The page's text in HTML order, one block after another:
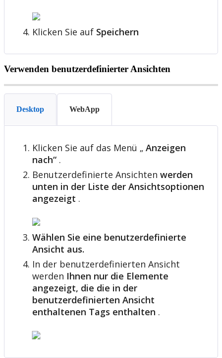
Klicken Sie auf Speichern
Verwenden benutzerdefinierter Ansichten
Desktop WebApp
Klicken Sie auf das Menü „ Anzeigen
nach“ .
Benutzerdefinierte Ansichten werden
unten in der Liste der Ansichtsoptionen
angezeigt .
Wählen Sie eine benutzerdefinierte
Ansicht aus.
In der benutzerdefinierten Ansicht
werden Ihnen nur die Elemente
angezeigt, die die in der
benutzerdefinierten Ansicht
enthaltenen Tags enthalten .